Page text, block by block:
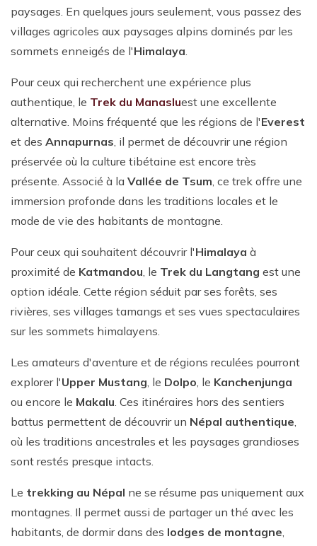
paysages. En quelques jours seulement, vous passez des
villages agricoles aux paysages alpins dominés par les
sommets enneigés de l'Himalaya.
Pour ceux qui recherchent une expérience plus
authentique, le Trek du Manasluest une excellente
alternative. Moins fréquenté que les régions de l'Everest
et des Annapurnas, il permet de découvrir une région
préservée où la culture tibétaine est encore très
présente. Associé à la Vallée de Tsum, ce trek offre une
immersion profonde dans les traditions locales et le
mode de vie des habitants de montagne.
Pour ceux qui souhaitent découvrir l'Himalaya à
proximité de Katmandou, le Trek du Langtang est une
option idéale. Cette région séduit par ses forêts, ses
rivières, ses villages tamangs et ses vues spectaculaires
sur les sommets himalayens.
Les amateurs d'aventure et de régions reculées pourront
explorer l'Upper Mustang, le Dolpo, le Kanchenjunga
ou encore le Makalu. Ces itinéraires hors des sentiers
battus permettent de découvrir un Népal authentique,
où les traditions ancestrales et les paysages grandioses
sont restés presque intacts.
Le trekking au Népal ne se résume pas uniquement aux
montagnes. Il permet aussi de partager un thé avec les
habitants, de dormir dans des lodges de montagne,